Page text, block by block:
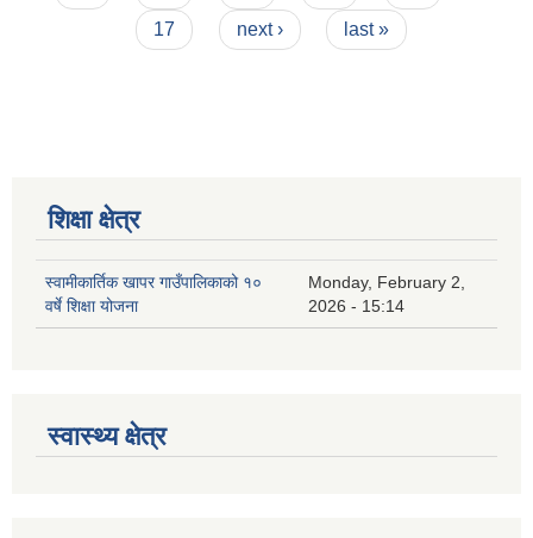
17
next › last »
शिक्षा क्षेत्र
स्वामीकार्तिक खापर गाउँपालिकाको १०
वर्षे शिक्षा योजना
Monday, February 2,
2026 - 15:14
स्वास्थ्य क्षेत्र